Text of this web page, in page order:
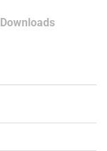
Downloads